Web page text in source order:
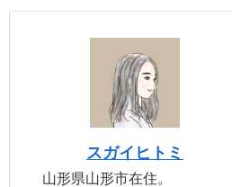
スガイヒトミ
山形県山形市在住。